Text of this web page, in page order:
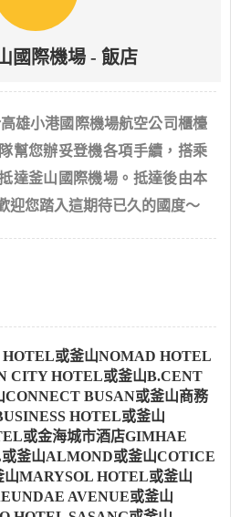
國際機場 - 飯店
雄小港國際機場航空公司櫃檯
幫您辦妥登機各項手續，搭乘
達釜山國際機場。抵達後由本
迎您踏入這期待已久的國度～
或釜山NOMAD HOTEL
CITY HOTEL或釜山B.CENT
BUSAN或釜山商務
HOTEL或釜山
或金海城市酒店GIMHAE
釜山ALMOND或釜山COTICE
山MARYSOL HOTEL或釜山
AVENUE或釜山